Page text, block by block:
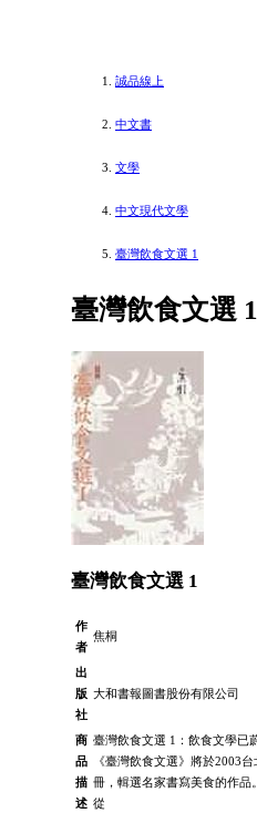
誠品線上
中文書
文學
中文現代文學
臺灣飲食文選 1
臺灣飲食文選
臺灣飲食文選 1
作
者
焦桐
出
版
社
大和書報圖書股份有限公司
商
品
描
述
臺灣飲食文選 1：飲食文學已
《臺灣飲食文選》將於2003
冊，輯選名家書寫美食的作品
從